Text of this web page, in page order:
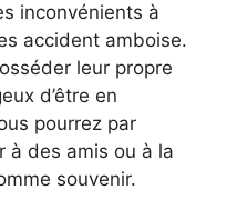
inconvénients à
accident amboise.
leur propre
d’être en
pourrez par
à des amis ou à la
souvenir.